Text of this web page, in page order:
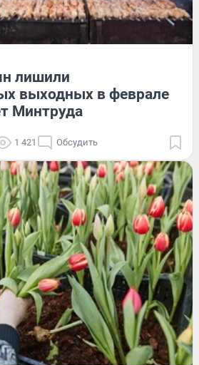
лишили
выходных в феврале
Минтруда
1 421 Обсудить